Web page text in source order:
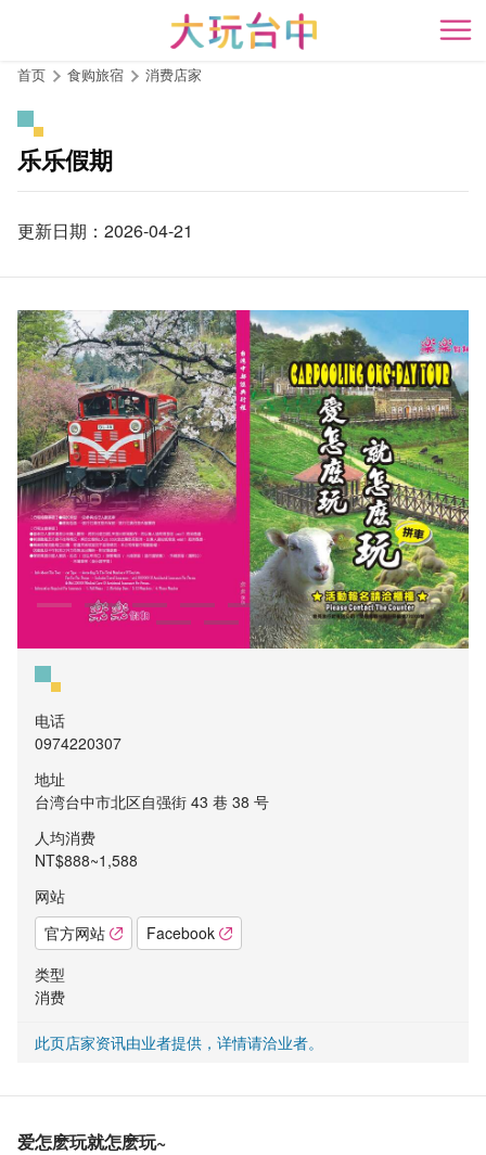
开
首页 食购旅宿 消费店家
乐乐假期
更新日期：2026-04-21
电话
0974220307
地址
台湾台中市北区自强街 43 巷 38 号
人均消费
NT$888~1,588
网站
官方网站
Facebook
类型
消费
此页店家资讯由业者提供，详情请洽业者。
爱怎麽玩就怎麽玩~